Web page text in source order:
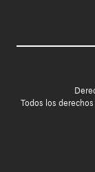
Todos los